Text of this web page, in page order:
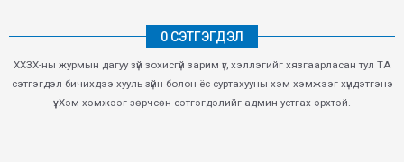
0 СЭТГЭГДЭЛ
ХХЗХ-ны журмын дагуу зүй зохисгүй зарим үг, хэллэгийг хязгаарласан тул ТА
сэтгэгдэл бичихдээ хууль зүйн болон ёс суртахууны хэм хэмжээг хүндэтгэнэ
үү. Хэм хэмжээг зөрчсөн сэтгэгдэлийг админ устгах эрхтэй.